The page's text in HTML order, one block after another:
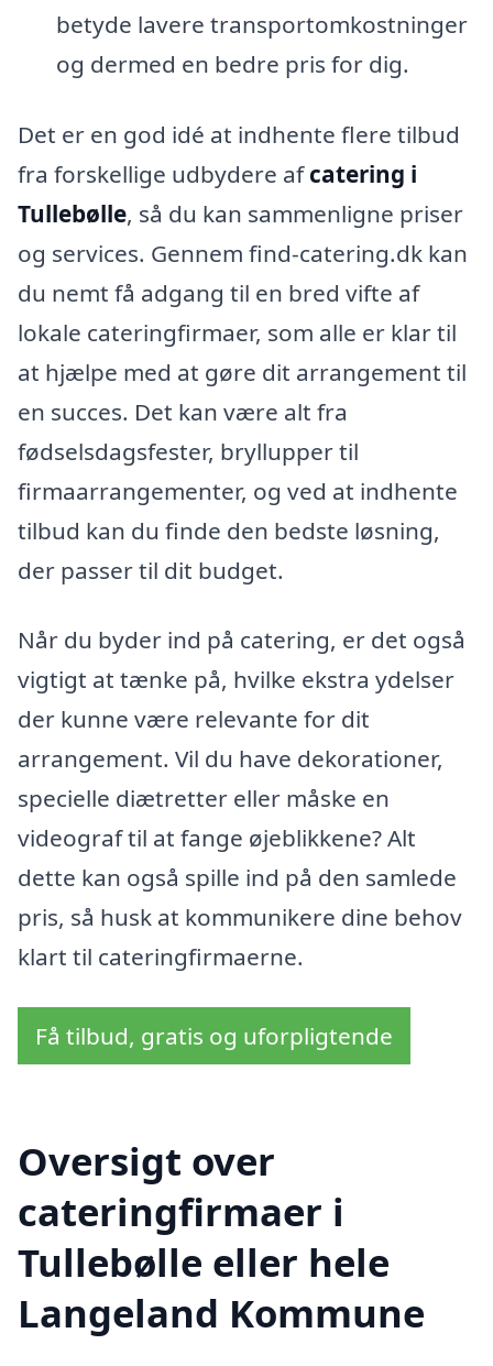
betyde lavere transportomkostninger
og dermed en bedre pris for dig.
Det er en god idé at indhente flere tilbud
fra forskellige udbydere afcatering i
Tullebølle, så du kan sammenligne priser
og services. Gennem find-catering.dk kan
du nemt få adgang til en bred vifte af
lokale cateringfirmaer, som alle er klar til
at hjælpe med at gøre dit arrangement til
en succes. Det kan være alt fra
fødselsdagsfester, bryllupper til
firmaarrangementer, og ved at indhente
tilbud kan du finde den bedste løsning,
der passer til dit budget.
Når du byder ind på catering, er det også
vigtigt at tænke på, hvilke ekstra ydelser
der kunne være relevante for dit
arrangement. Vil du have dekorationer,
specielle diætretter eller måske en
videograf til at fange øjeblikkene? Alt
dette kan også spille ind på den samlede
pris, så husk at kommunikere dine behov
klart til cateringfirmaerne.
Få tilbud, gratis og uforpligtende
Oversigt over
cateringfirmaer i
Tullebølle eller hele
Langeland Kommune